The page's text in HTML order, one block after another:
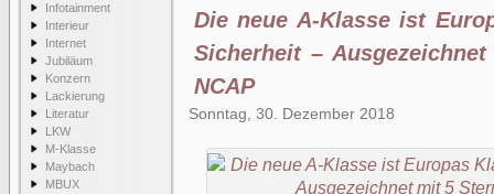
Infotainment
Interieur
Internet
Jubiläum
Konzern
Lackierung
Literatur
LKW
M-Klasse
Maybach
MBUX
Die neue A-Klasse ist
Sicherheit –
NCAP
Sonntag, 30. Dezember 2018